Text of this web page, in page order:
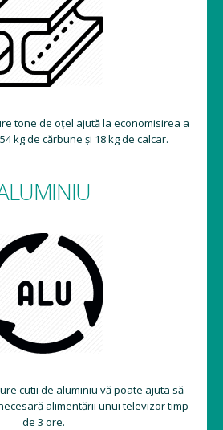
tone de oțel ajută la economisirea a
kg de cărbune și 18 kg de calcar.
cutii de aluminiu vă poate ajuta să
alimentării unui televizor timp
de 3 ore.